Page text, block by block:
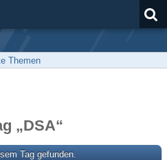
Themen
„DSA“
Tag gefunden.